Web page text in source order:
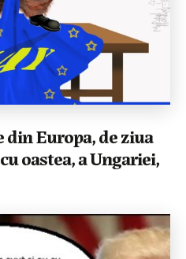
Europa, de ziua
oastea, a Ungariei,